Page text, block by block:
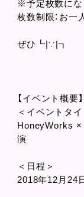
※予定枚数にな
枚数制限：お一
ぜひ┗|∵|┓
【イベント概要】
＜イベントタイ
HoneyWorks
演
＜日程＞
2018年12月24